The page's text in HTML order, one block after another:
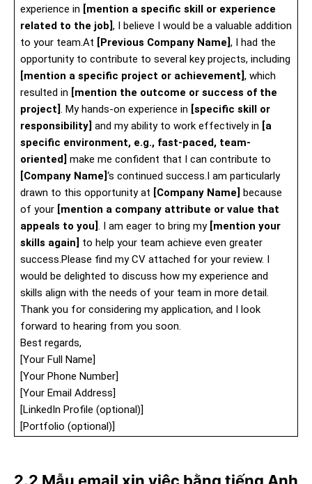
experience in [mention a specific skill or experience
related to the job], I believe I would be a valuable addition
to your team.At [Previous Company Name], I had the
opportunity to contribute to several key projects, including
[mention a specific project or achievement], which
resulted in [mention the outcome or success of the
project]. My hands-on experience in [specific skill or
responsibility] and my ability to work effectively in [a
specific environment, e.g., fast-paced, team-
oriented] make me confident that I can contribute to
[Company Name]‘s continued success.I am particularly
drawn to this opportunity at [Company Name] because
of your [mention a company attribute or value that
appeals to you]. I am eager to bring my [mention your
skills again] to help your team achieve even greater
success.Please find my CV attached for your review. I
would be delighted to discuss how my experience and
skills align with the needs of your team in more detail.
Thank you for considering my application, and I look
forward to hearing from you soon.
Best regards,
[Your Full Name]
[Your Phone Number]
[Your Email Address]
[LinkedIn Profile (optional)]
[Portfolio (optional)]